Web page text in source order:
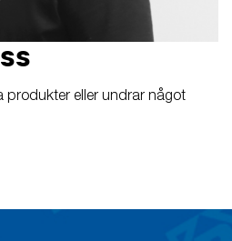
produkter eller undrar något